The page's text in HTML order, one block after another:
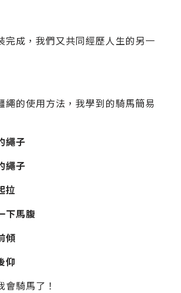
完成，我們又共同經歷人生的另一
繩的使用方法，我學到的騎馬簡易
繩子
繩子
拉
下馬腹
傾
仰
騎馬了！